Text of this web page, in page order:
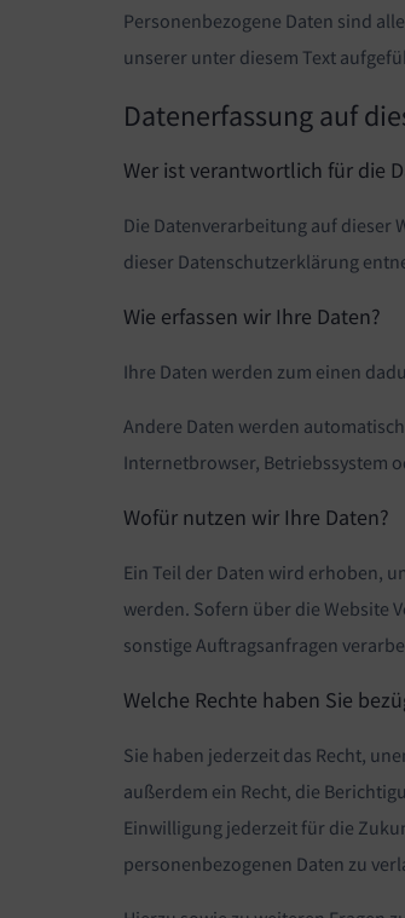
Personenbezogene Daten sind
unserer unter diesem Text
Datenerfassung auf
Wer ist verantwortlich für die
Die Datenverarbeitung auf dieser
dieser Datenschutzerklärung
Wie erfassen wir Ihre Daten?
Ihre Daten werden zum einen
Andere Daten werden
Internetbrowser, Betriebssystem
Wofür nutzen wir Ihre Daten?
Ein Teil der Daten wird erhoben,
werden. Sofern über die Website
sonstige Auftragsanfragen
Welche Rechte haben Sie
Sie haben jederzeit das Recht,
außerdem ein Recht, die
Einwilligung jederzeit für die
personenbezogenen Daten zu